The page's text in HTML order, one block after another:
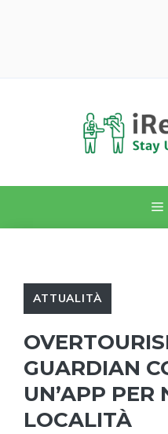
ATTUALITÀ
GUARDIAN
UN’APP PER
LOCALITÀ